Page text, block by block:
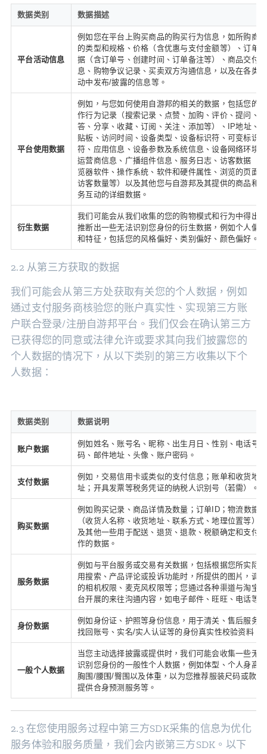
数据类别 数据描述
平台活动信息
例如您在平台上购买商品的购买行为信息，如所购商品
的类型和规格、价格（含优惠与支付金额等）、订单数
据（含订单号、创建时间、订单备注等）、商品交付信
息、购物争议记录、买卖双方沟通信息，以及在各类互
动中发布/披露的信息等。
平台使用数据
例如，与您如何使用自游邦的相关的数据，包括您的操
作行为记录（搜索记录、点赞、加购、评价、提问、回
答、分享、收藏、订阅、关注、添加等）、IP地址、剪
贴板、访问时间、设备类型、设备标识符、可变标识
符、应用信息、设备参数及系统信息、设备网络环境、
运营商信息、广播组件信息、服务日志、访客数据（浏
览器软件、操作系统、软件和硬件属性、浏览的页面、
访客数量等）以及其他您与自游邦及其提供的商品和服
务互动的详细数据。
衍生数据
我们可能会从我们收集的您的购物模式和行为中得出或
推断出一些无法识别您身份的衍生数据，例如个人偏好
和特征，包括您的风格偏好、类别偏好、颜色偏好。
2.2 从第三方获取的数据
我们可能会从第三方处获取有关您的个人数据，例如
通过支付服务商核验您的账户真实性、实现第三方账
户联合登录/注册自游邦平台。我们仅会在确认第三方
已获得您的同意或法律允许或要求其向我们披露您的
个人数据的情况下，从以下类别的第三方收集以下个
人数据：
数据类别 数据说明
账户数据
例如姓名、账号名、昵称、出生月日、性别、电话号
码、邮件地址、头像、账户密码。
支付数据
例如，交易信用卡或类似的支付信息；账单和收货地
址；开具发票等税务凭证的纳税人识别号（若需）。
购买数据
例如购买记录、商品详情及数量；订单ID；物流数据
（收货人名称、收货地址、联系方式、地理位置等）以
及其他一些用于配送、退货、退款、税额确定和支付操
作的数据。
服务数据
例如与平台服务或交易有关数据，包括根据您所实际使
用搜索、产品评论或投诉功能时，所提供的图片，调用
的相机权限、麦克风权限等；您通过各种渠道与淘宝平
台开展的来往沟通内容，如电子邮件、旺旺、电话等。
身份数据
例如身份证、护照等身份信息，用于清关、售后服务、
找回账号、实名/实人认证等的身份真实性校验资料。
一般个人数据
当您主动选择披露或提供时，我们可能会收集一些无法
识别您身份的一般性个人数据，例如体型、个人身高、
胸围/腰围/臀围以及体重，以为您推荐服装尺码或款式
提供合身预测服务等。
2.3 在您使用服务过程中第三方SDK采集的信息为优化
服务体验和服务质量，我们会内嵌第三方SDK。以下